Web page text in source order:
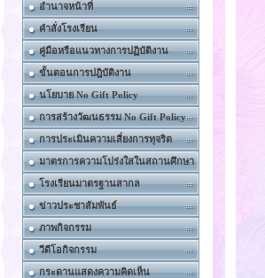
อำนาจหน้าที่
คำสั่งโรงเรียน
คู่มือหรือแนวทางการปฏิบัติงาน
ขั้นตอนการปฎิบัติงาน
นโยบาย No Gift Policy
การสร้างวัฒนธรรม No Gift Policy
การประเมินความเสี่ยงการทุจริต
มาตรการความโปร่งใสในสถานศึกษา
โรงเรียนมาตรฐานสากล
ข่าวประชาสัมพันธ์
ภาพกิจกรรม
วีดีโอกิจกรรม
กระดานแสดงความคิดเห็น